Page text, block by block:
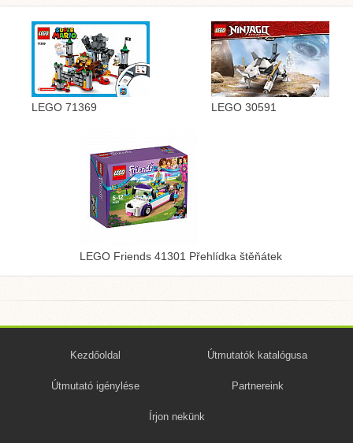
LEGO 71369 LEGO 30591
LEGO Friends 41301 Přehlídka štěňátek
Kezdőoldal Útmutatók katalógusa
Útmutató igénylése Partnereink
Írjon nekünk